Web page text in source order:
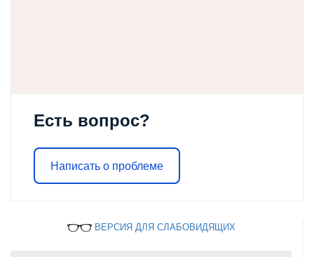
Есть вопрос?
Написать о проблеме
ВЕРСИЯ ДЛЯ СЛАБОВИДЯЩИХ